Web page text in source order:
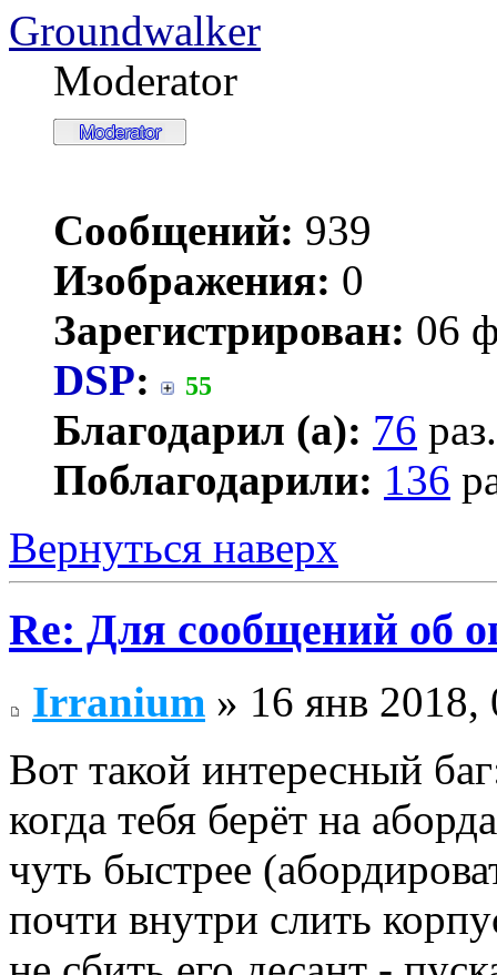
Groundwalker
Moderator
Сообщений: 939
Изображения: 0
Зарегистрирован: 06
DSP: 55
Благодарил (а): 76 раз.
Поблагодарили: 136
Вернуться наверх
Re: Для сообщений об
Irranium » 16 янв 2018,
Вот такой интересный
когда тебя берёт на
чуть быстрее
почти внутри слить